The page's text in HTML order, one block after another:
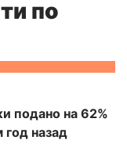
по
подано на 62%
назад